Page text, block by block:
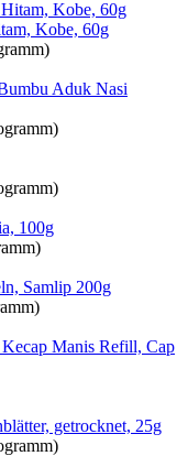
Kobe, 60g
Aduk Nasi
100g
Samlip 200g
Kecap Manis Refill, Cap
getrocknet, 25g